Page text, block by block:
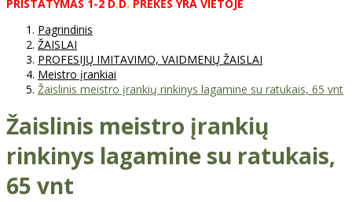
PRISTATYMAS 1-2 D. D. PREKĖS YRA VIETOJE
Pagrindinis
ŽAISLAI
PROFESIJŲ IMITAVIMO, VAIDMENŲ ŽAISLAI
Meistro įrankiai
Žaislinis meistro įrankių rinkinys lagamine su ratukais, 65 vnt
Žaislinis meistro įrankių
rinkinys lagamine su ratukais,
65 vnt